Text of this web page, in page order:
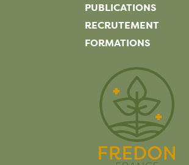
PUBLICATIONS
RECRUTEMENT
FORMATIONS